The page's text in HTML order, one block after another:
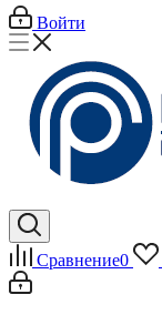
Войти
Сравнение0